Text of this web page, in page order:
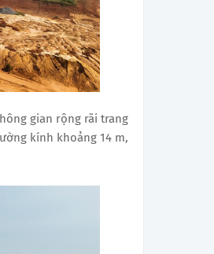
gian rộng rãi trang
kính khoảng 14 m,